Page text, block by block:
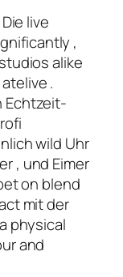
live
,
alike
.
Echtzeit-
wild Uhr
, und Eimer
on blend
mit der
physical
and